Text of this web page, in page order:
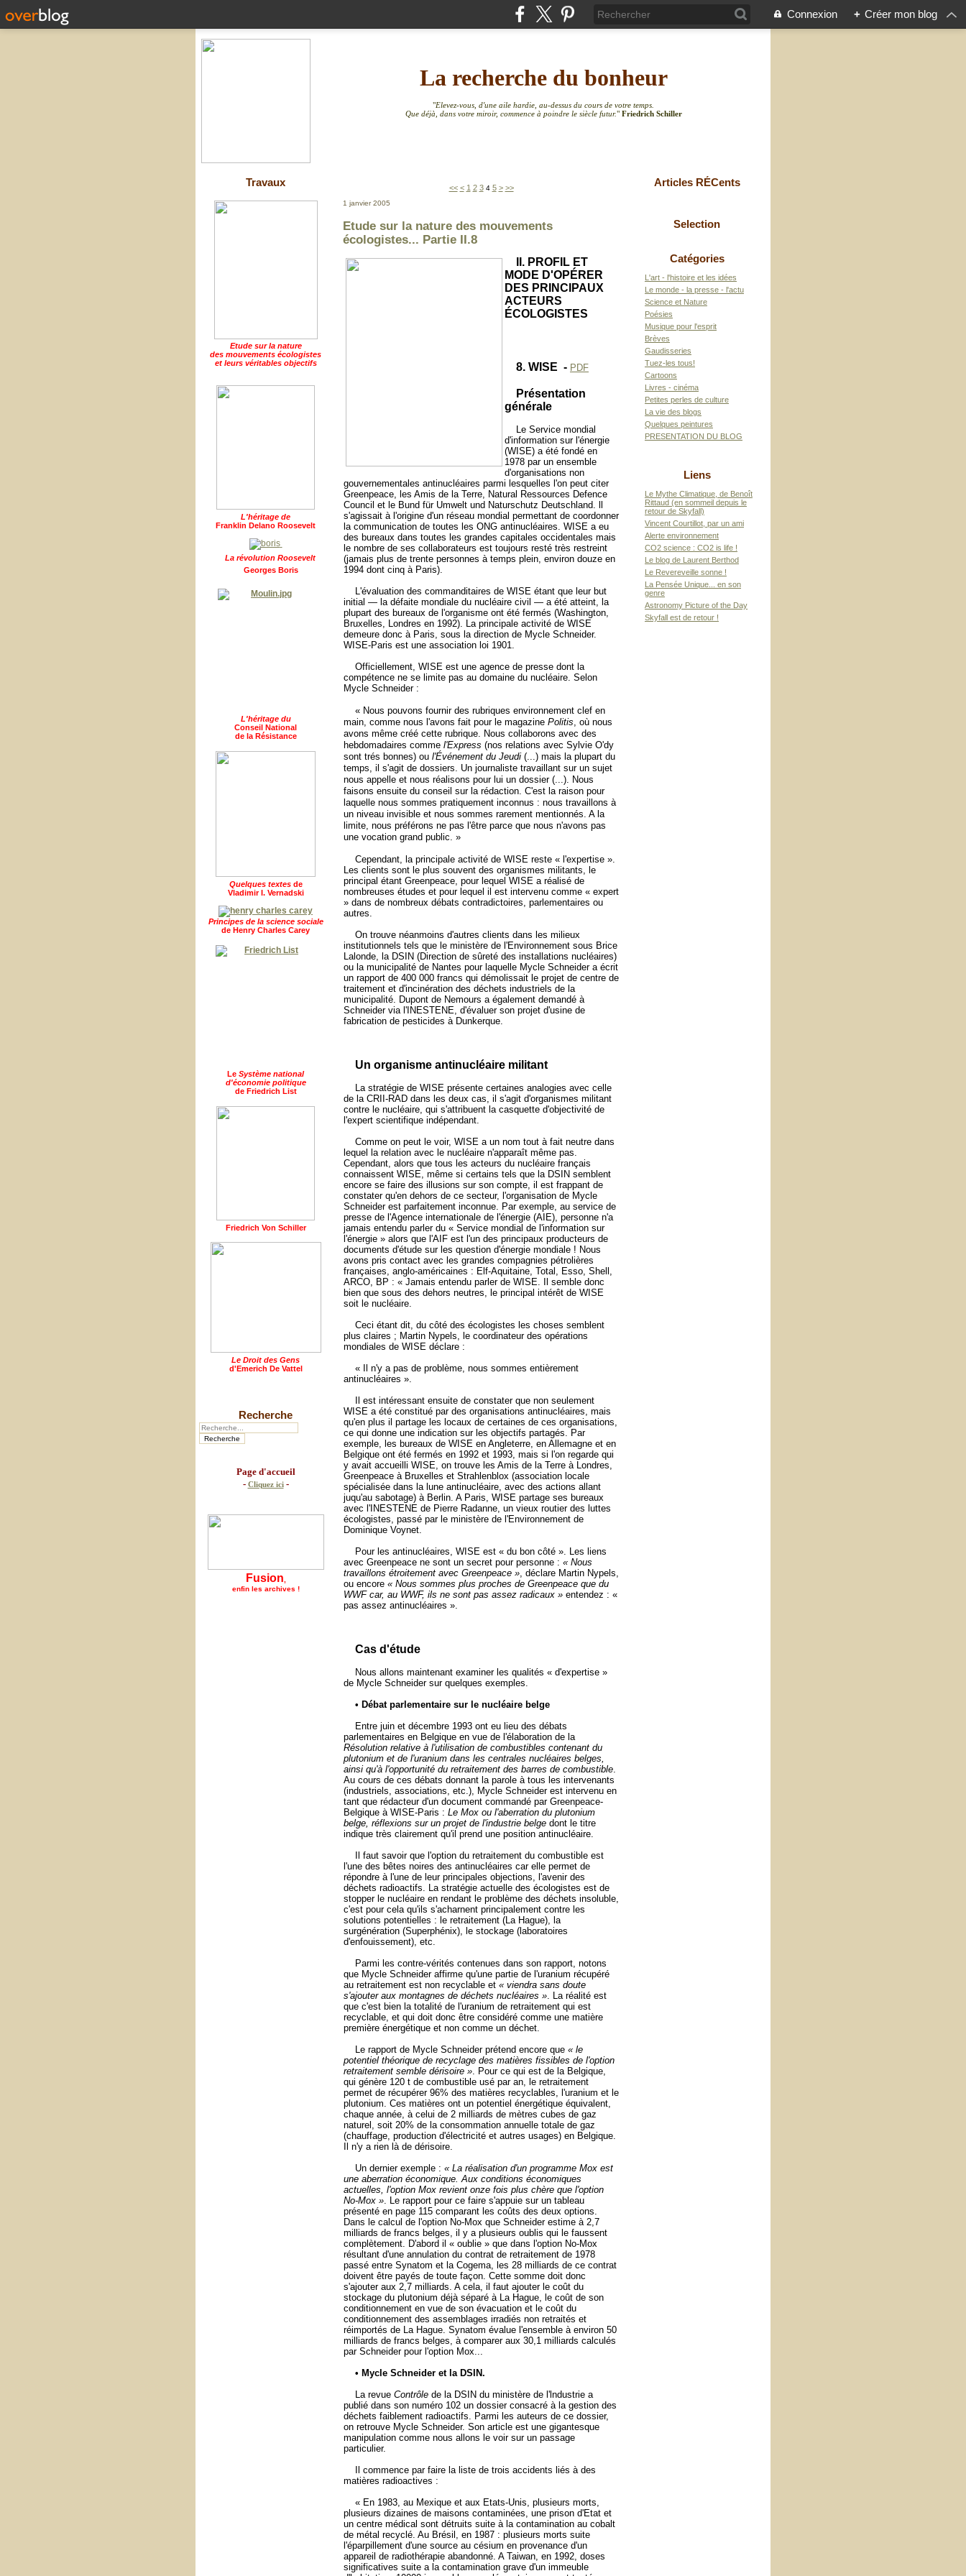
Connexion + Créer mon blog
La recherche du bonheur
"Elevez-vous, d'une aile hardie, au-dessus du cours de votre temps.
Que déjà, dans votre miroir, commence à poindre le siècle futur." Friedrich Schiller
Travaux
Etude sur la nature
des mouvements écologistes
et leurs véritables objectifs
L'héritage de
Franklin Delano Roosevelt
La révolution Roosevelt
Georges Boris
L'héritage du
Conseil National
de la Résistance
Quelques textes de
Vladimir I. Vernadski
Principes de la science sociale
de Henry Charles Carey
Le Système national
d'économie politique
de Friedrich List
Friedrich Von Schiller
Le Droit des Gens
d'Emerich De Vattel
Recherche
Page d'accueil
- Cliquez ici-
Fusion
enfin les archives !
<< < 1 2 3 4 5 > >>
1 janvier 2005
Etude sur la nature des mouvements
écologistes... Partie II.8
II. PROFIL ET
MODE D'OPÉRER
DES PRINCIPAUX
ACTEURS
ÉCOLOGISTES
8. WISE - PDF
Présentation
générale
Le Service mondial
d'information sur l'énergie
(WISE) a été fondé en
1978 par un ensemble
d'organisations non
gouvernementales antinucléaires parmi lesquelles l'on peut citer
Greenpeace, les Amis de la Terre, Natural Ressources Defence
Council et le Bund für Umwelt und Naturschutz Deutschland. ll
s'agissait à l'origine d'un réseau mondial permettant de coordonner
la communication de toutes les ONG antinucléaires. WISE a eu
des bureaux dans toutes les grandes capitales occidentales mais
le nombre de ses collaborateurs est toujours resté très restreint
(jamais plus de trente personnes à temps plein, environ douze en
1994 dont cinq à Paris).
L'évaluation des commanditaires de WISE étant que leur but
initial — la défaite mondiale du nucléaire civil — a été atteint, la
plupart des bureaux de l'organisme ont été fermés (Washington,
Bruxelles, Londres en 1992). La principale activité de WISE
demeure donc à Paris, sous la direction de Mycle Schneider.
WISE-Paris est une association loi 1901.
Officiellement, WISE est une agence de presse dont la
compétence ne se limite pas au domaine du nucléaire. Selon
Mycle Schneider :
« Nous pouvons fournir des rubriques environnement clef en
main, comme nous l'avons fait pour le magazine Politis , où nous
avons même créé cette rubrique. Nous collaborons avec des
hebdomadaires comme l'Express (nos relations avec Sylvie O'dy
sont trés bonnes) ou l'Événement du Jeudi (...) mais la plupart du
temps, il s'agit de dossiers. Un journaliste travaillant sur un sujet
nous appelle et nous réalisons pour lui un dossier (...). Nous
faisons ensuite du conseil sur la rédaction. C'est la raison pour
laquelle nous sommes pratiquement inconnus : nous travaillons à
un niveau invisible et nous sommes rarement mentionnés. A la
limite, nous préférons ne pas l'être parce que nous n'avons pas
une vocation grand public. »
Cependant, la principale activité de WISE reste « l'expertise ».
Les clients sont le plus souvent des organismes militants, le
principal étant Greenpeace, pour lequel WISE a réalisé de
nombreuses études et pour lequel il est intervenu comme « expert
» dans de nombreux débats contradictoires, parlementaires ou
autres.
On trouve néanmoins d'autres clients dans les milieux
institutionnels tels que le ministère de l'Environnement sous Brice
Lalonde, la DSIN (Direction de sûreté des installations nucléaires)
ou la municipalité de Nantes pour laquelle Mycle Schneider a écrit
un rapport de 400 000 francs qui démolissait le projet de centre de
traitement et d'incinération des déchets industriels de la
municipalité. Dupont de Nemours a également demandé à
Schneider via l'INESTENE, d'évaluer son projet d'usine de
fabrication de pesticides à Dunkerque.
Un organisme antinucléaire militant
La stratégie de WISE présente certaines analogies avec celle
de la CRII-RAD dans les deux cas, il s'agit d'organismes militant
contre le nucléaire, qui s'attribuent la casquette d'objectivité de
l'expert scientifique indépendant.
Comme on peut le voir, WISE a un nom tout à fait neutre dans
lequel la relation avec le nucléaire n'apparaît même pas.
Cependant, alors que tous les acteurs du nucléaire français
connaissent WISE, même si certains tels que la DSIN semblent
encore se faire des illusions sur son compte, il est frappant de
constater qu'en dehors de ce secteur, l'organisation de Mycle
Schneider est parfaitement inconnue. Par exemple, au service de
presse de l'Agence internationale de l'énergie (AIE), personne n'a
jamais entendu parler du « Service mondial de l'information sur
l'énergie » alors que l'AIF est l'un des principaux producteurs de
documents d'étude sur les question d'énergie mondiale ! Nous
avons pris contact avec les grandes compagnies pétrolières
françaises, anglo-américaines : Elf-Aquitaine, Total, Esso, Shell,
ARCO, BP : « Jamais entendu parler de WISE. Il semble donc
bien que sous des dehors neutres, le principal intérêt de WISE
soit le nucléaire.
Ceci étant dit, du côté des écologistes les choses semblent
plus claires ; Martin Nypels, le coordinateur des opérations
mondiales de WISE déclare :
« Il n'y a pas de problème, nous sommes entièrement
antinucléaires ».
Il est intéressant ensuite de constater que non seulement
WISE a été constitué par des organisations antinucléaires, mais
qu'en plus il partage les locaux de certaines de ces organisations,
ce qui donne une indication sur les objectifs partagés. Par
exemple, les bureaux de WISE en Angleterre, en Allemagne et en
Belgique ont été fermés en 1992 et 1993, mais si l'on regarde qui
y avait accueilli WISE, on trouve les Amis de la Terre à Londres,
Greenpeace à Bruxelles et Strahlenblox (association locale
spécialisée dans la lune antinucléaire, avec des actions allant
juqu'au sabotage) à Berlin. A Paris, WISE partage ses bureaux
avec l'INESTENE de Pierre Radanne, un vieux routier des luttes
écologistes, passé par le ministère de l'Environnement de
Dominique Voynet.
Pour les antinucléaires, WISE est « du bon côté ». Les liens
avec Greenpeace ne sont un secret pour personne : « Nous
travaillons étroitement avec Greenpeace » , déclare Martin Nypels,
ou encore « Nous sommes plus proches de Greenpeace que du
WWF car, au WWF, ils ne sont pas assez radicaux » entendez : «
pas assez antinucléaires ».
Cas d'étude
Nous allons maintenant examiner les qualités « d'expertise »
de Mycle Schneider sur quelques exemples.
• Débat parlementaire sur le nucléaire belge
Entre juin et décembre 1993 ont eu lieu des débats
parlementaires en Belgique en vue de l'élaboration de la
Résolution relative à l'utilisation de combustibles contenant du
plutonium et de l'uranium dans les centrales nucléaires belges,
ainsi qu'à l'opportunité du retraitement des barres de combustible
Au cours de ces débats donnant la parole à tous les intervenants
(industriels, associations, etc.), Mycle Schneider est intervenu en
tant que rédacteur d'un document commandé par Greenpeace-
Belgique à WISE-Paris : Le Mox ou l'aberration du plutonium
belge, réflexions sur un projet de l'industrie belge dont le titre
indique très clairement qu'il prend une position antinucléaire.
Il faut savoir que l'option du retraitement du combustible est
l'une des bêtes noires des antinucléaires car elle permet de
répondre à l'une de leur principales objections, l'avenir des
déchets radioactifs. La stratégie actuelle des écologistes est de
stopper le nucléaire en rendant le problème des déchets insoluble,
c'est pour cela qu'ils s'acharnent principalement contre les
solutions potentielles : le retraitement (La Hague), la
surgénération (Superphénix), le stockage (laboratoires
d'enfouissement), etc.
Parmi les contre-vérités contenues dans son rapport, notons
que Mycle Schneider affirme qu'une partie de l'uranium récupéré
au retraitement est non recyclable et « viendra sans doute
s'ajouter aux montagnes de déchets nucléaires » . La réalité est
que c'est bien la totalité de l'uranium de retraitement qui est
recyclable, et qui doit donc être considéré comme une matière
première énergétique et non comme un déchet.
Le rapport de Mycle Schneider prétend encore que « le
potentiel théorique de recyclage des matières fissibles de l'option
retraitement semble dérisoire » . Pour ce qui est de la Belgique,
qui génère 120 t de combustible usé par an, le retraitement
permet de récupérer 96% des matières recyclables, l'uranium et le
plutonium. Ces matières ont un potentiel énergétique équivalent,
chaque année, à celui de 2 milliards de mètres cubes de gaz
naturel, soit 20% de la consommation annuelle totale de gaz
(chauffage, production d'électricité et autres usages) en Belgique.
Il n'y a rien là de dérisoire.
Un dernier exemple : « La réalisation d'un programme Mox est
une aberration économique. Aux conditions économiques
actuelles, l'option Mox revient onze fois plus chère que l'option
No-Mox » . Le rapport pour ce faire s'appuie sur un tableau
présenté en page 115 comparant les coûts des deux options.
Dans le calcul de l'option No-Mox que Schneider estime à 2,7
milliards de francs belges, il y a plusieurs oublis qui le faussent
complètement. D'abord il « oublie » que dans l'option No-Mox
résultant d'une annulation du contrat de retraitement de 1978
passé entre Synatom et la Cogema, les 28 milliards de ce contrat
doivent être payés de toute façon. Cette somme doit donc
s'ajouter aux 2,7 milliards. A cela, il faut ajouter le coût du
stockage du plutonium déjà séparé à La Hague, le coût de son
conditionnement en vue de son évacuation et le coût du
conditionnement des assemblages irradiés non retraités et
réimportés de La Hague. Synatom évalue l'ensemble à environ 50
milliards de francs belges, à comparer aux 30,1 milliards calculés
par Schneider pour l'option Mox...
• Mycle Schneider et la DSIN.
La revue Contrôle de la DSIN du ministère de l'lndustrie a
publié dans son numéro 102 un dossier consacré à la gestion des
déchets faiblement radioactifs. Parmi les auteurs de ce dossier,
on retrouve Mycle Schneider. Son article est une gigantesque
manipulation comme nous allons le voir sur un passage
particulier.
Il commence par faire la liste de trois accidents liés à des
matières radioactives :
« En 1983, au Mexique et aux Etats-Unis, plusieurs morts,
plusieurs dizaines de maisons contaminées, une prison d'Etat et
un centre médical sont détruits suite à la contamination au cobalt
de métal recyclé. Au Brésil, en 1987 : plusieurs morts suite
l'éparpillement d'une source au césium en provenance d'un
appareil de radiothérapie abandonné. A Taiwan, en 1992, doses
significatives suite a la contamination grave d'un immeuble
Articles RÉCents
Selection
Catégories
L'art - l'histoire et les idées
Le monde - la presse - l'actu
Science et Nature
Poésies
Musique pour l'esprit
Brèves
Gaudisseries
Tuez-les tous!
Cartoons
Livres - cinéma
Petites perles de culture
La vie des blogs
Quelques peintures
PRESENTATION DU BLOG
Liens
Le Mythe Climatique, de Benoît
Rittaud (en sommeil depuis le
retour de Skyfall)
Vincent Courtillot, par un ami
Alerte environnement
CO2 science : CO2 is life !
Le blog de Laurent Berthod
Le Revereveille sonne !
La Pensée Unique... en son
genre
Astronomy Picture of the Day
Skyfall est de retour !